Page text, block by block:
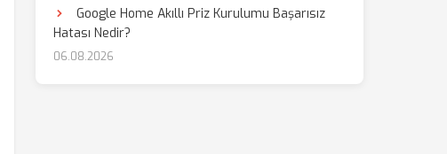
Google Home Akıllı Priz Kurulumu Başarısız
Hatası Nedir?
06.08.2026